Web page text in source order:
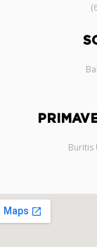
Buritis